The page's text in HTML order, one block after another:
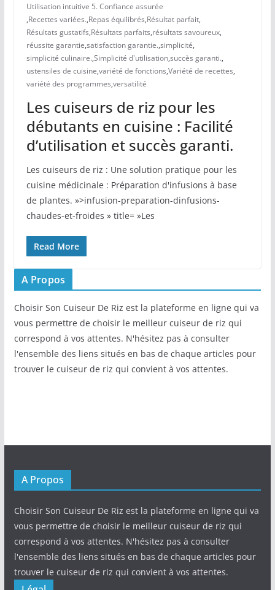
Utilisation intuitive 5. Confiance assurée
,Recettes variées.,Repas équilibrés,Résultat parfait,
Résultats gustatifs,Résultats parfaits,résultats savoureux,
réussite garantie,satisfaction garantie.,simplicité,
simplicité culinaire.,Simplicité d'utilisation,succès garanti.,
ustensiles de cuisine,variété de fonctions,Variété de recettes,
variété des programmes,versatilité
Les cuiseurs de riz pour les
débutants en cuisine : Facilité
d’utilisation et succès garanti.
Les cuiseurs de riz : Une solution pratique pour les
cuisine médicinale : Préparation d'infusions à base
de plantes. »>infusion-preparation-dinfusions-
chaudes-et-froides » title= »Les
Read More
A Propos
Choisir Son Cuiseur De Riz est la plateforme en ligne qui va
vous permettre de choisir le meilleur cuiseur de riz qui
correspond à vos attentes. N'hésitez pas à consulter
l'ensemble des liens situés en bas de chaque articles pour
trouver le cuiseur de riz qui convient à vos attentes.
A Propos
Choisir Son Cuiseur De Riz est la plateforme en ligne qui va
vous permettre de choisir le meilleur cuiseur de riz qui
correspond à vos attentes. N'hésitez pas à consulter
l'ensemble des liens situés en bas de chaque articles pour
trouver le cuiseur de riz qui convient à vos attentes.